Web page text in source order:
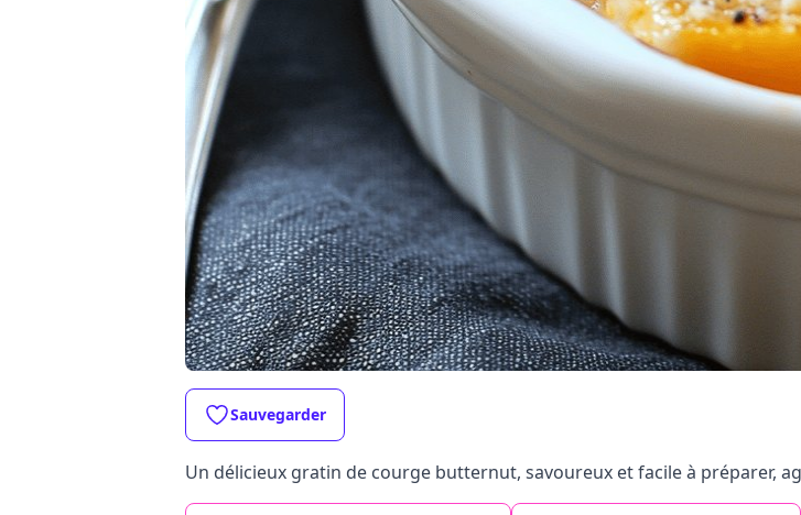
Sauvegarder
Un délicieux gratin de courge butternut, savoureux et facile à préparer,